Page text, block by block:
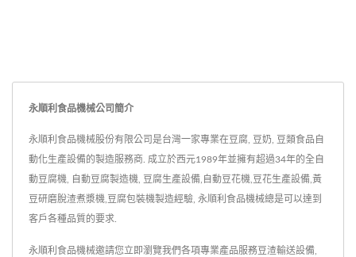
永順利食品機械公司簡介
永順利食品機械股份有限公司是台灣一家專業在豆腐, 豆奶, 豆類食品自
動化生產設備的製造服務商. 成立於西元1989年並擁有超過34年的全自
動豆腐機, 自動豆腐製造機, 豆腐生產設備,自動豆花機,豆花生產設備,黃
豆研磨脫渣煮漿機,豆腐包裝機製造經驗, 永順利食品機械總是可以達到
客戶各種品質的要求.
永順利食品機械邀請您立即瀏覽我們各項專業產品服務 豆渣輸送設備,